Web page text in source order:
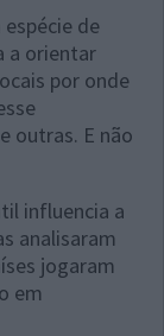
de
a orientar
por onde
outras. E não
influencia a
analisaram
jogaram
em